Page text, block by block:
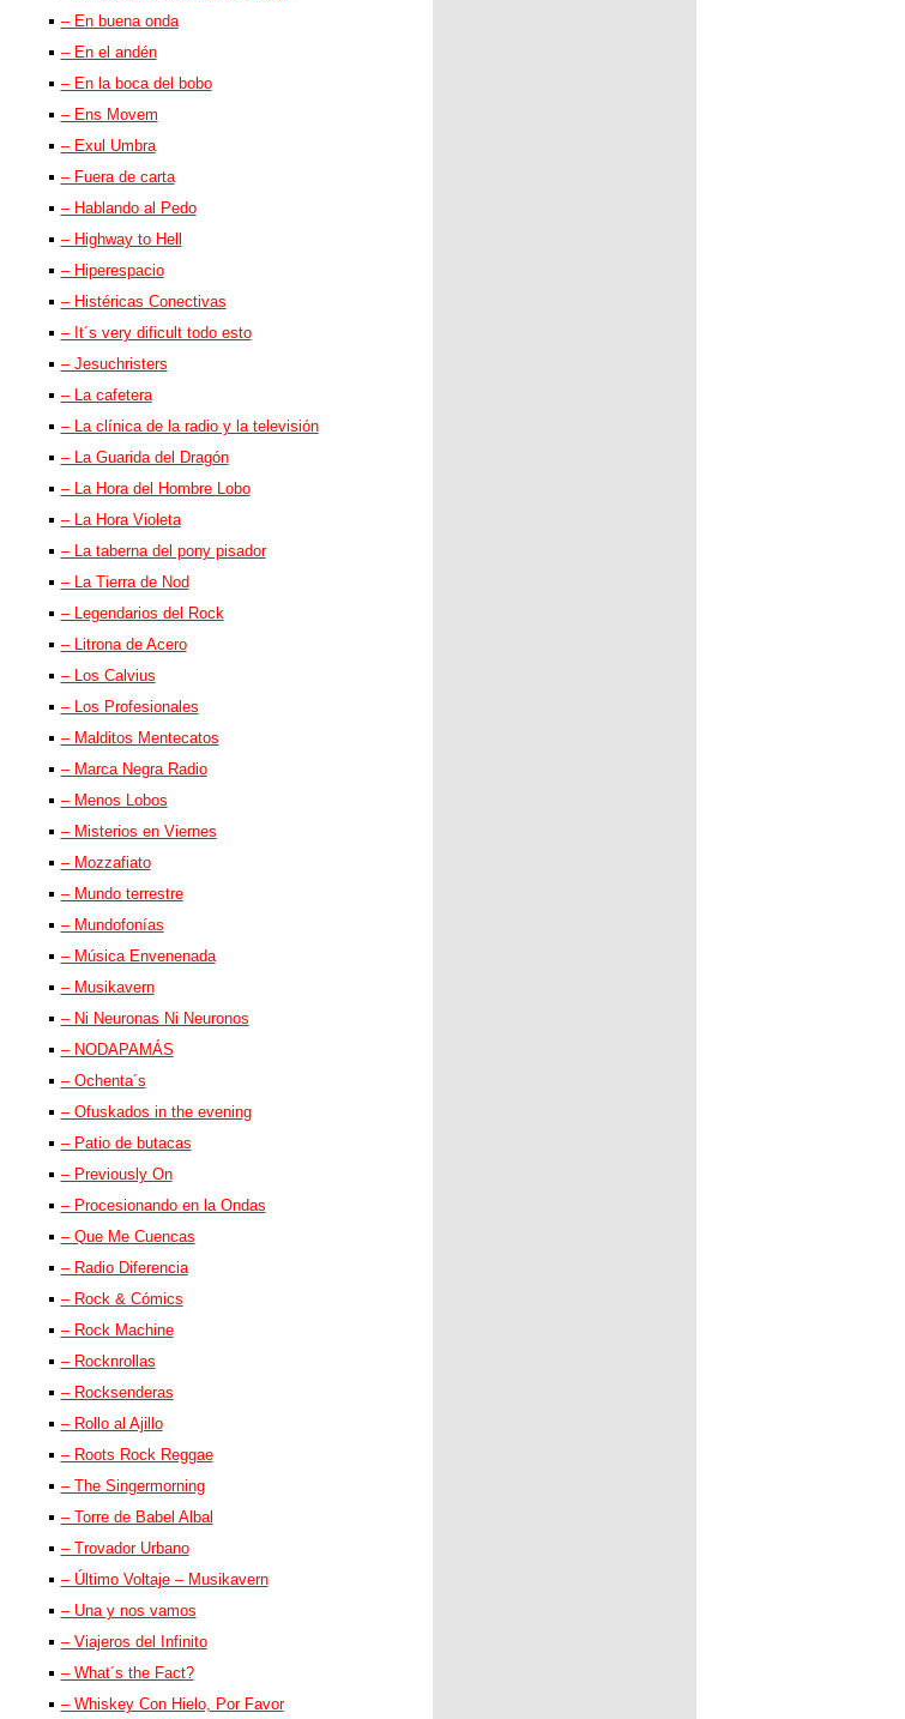
– En buena onda
– En el andén
– En la boca del bobo
– Ens Movem
– Exul Umbra
– Fuera de carta
– Hablando al Pedo
– Highway to Hell
– Hiperespacio
– Histéricas Conectivas
– It´s very dificult todo esto
– Jesuchristers
– La cafetera
– La clínica de la radio y la televisión
– La Guarida del Dragón
– La Hora del Hombre Lobo
– La Hora Violeta
– La taberna del pony pisador
– La Tierra de Nod
– Legendarios del Rock
– Litrona de Acero
– Los Calvius
– Los Profesionales
– Malditos Mentecatos
– Marca Negra Radio
– Menos Lobos
– Misterios en Viernes
– Mozzafiato
– Mundo terrestre
– Mundofonías
– Música Envenenada
– Musikavern
– Ni Neuronas Ni Neuronos
– NODAPAMÁS
– Ochenta´s
– Ofuskados in the evening
– Patio de butacas
– Previously On
– Procesionando en la Ondas
– Que Me Cuencas
– Radio Diferencia
– Rock & Cómics
– Rock Machine
– Rocknrollas
– Rocksenderas
– Rollo al Ajillo
– Roots Rock Reggae
– The Singermorning
– Torre de Babel Albal
– Trovador Urbano
– Último Voltaje – Musikavern
– Una y nos vamos
– Viajeros del Infinito
– What´s the Fact?
– Whiskey Con Hielo, Por Favor